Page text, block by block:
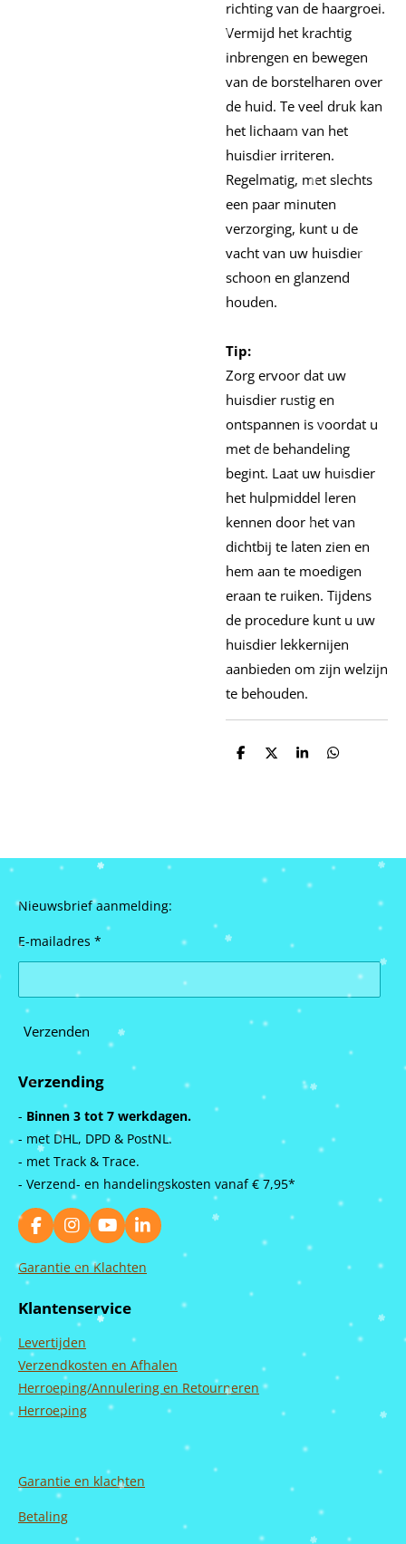
richting van de haargroei.
Vermijd het krachtig
inbrengen en bewegen
van de borstelharen over
de huid. Te veel druk kan
het lichaam van het
huisdier irriteren.
Regelmatig, met slechts
een paar minuten
verzorging, kunt u de
vacht van uw huisdier
schoon en glanzend
houden.
Tip:
Zorg ervoor dat uw
huisdier rustig en
ontspannen is voordat u
met de behandeling
begint. Laat uw huisdier
het hulpmiddel leren
kennen door het van
dichtbij te laten zien en
hem aan te moedigen
eraan te ruiken. Tijdens
de procedure kunt u uw
huisdier lekkernijen
aanbieden om zijn welzijn
te behouden.
D
D
S
D
Nieuwsbrief aanmelding:
E-mailadres *
Verzenden
Verzending
- Binnen 3 tot 7 werkdagen.
- met DHL, DPD & PostNL.
- met Track & Trace.
- Verzend- en handelingskosten vanaf € 7,95*
F
a
c
o
k
I
n
s
g
a
m
Y
o
u
u
b
L
i
n
Garantie en Klachten
Klantenservice
Levertijden
Verzendkosten en Afhalen
Herroeping/Annulering en Retourneren
Herroeping
Garantie en klachten
Betaling